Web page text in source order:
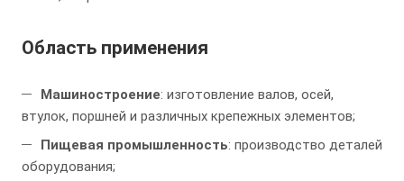
Область применения
Машиностроение: изготовление валов, осей,
втулок, поршней и различных крепежных элементов;
Пищевая промышленность: производство деталей
оборудования;